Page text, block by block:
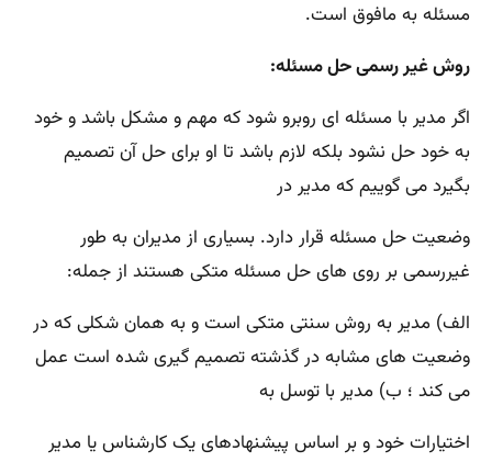
مسئله به مافوق است.
روش غیر رسمی حل مسئله:
اگر مدیر با مسئله ای روبرو شود که مهم و مشکل باشد و خود
به خود حل نشود بلکه لازم باشد تا او برای حل آن تصمیم
بگیرد می گوییم که مدیر در
وضعیت حل مسئله قرار دارد. بسیاری از مدیران به طور
غیررسمی بر روی های حل مسئله متکی هستند از جمله:
الف) مدیر به روش سنتی متکی است و به همان شکلی که در
وضعیت های مشابه در گذشته تصمیم گیری شده است عمل
می کند ؛ ب) مدیر با توسل به
اختیارات خود و بر اساس پیشنهادهای یک کارشناس یا مدیر